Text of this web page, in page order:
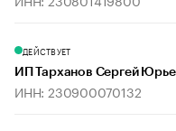
ДЕЙСТВУЕТ
ИП Тарханов Сергей
ИНН: 230900070132